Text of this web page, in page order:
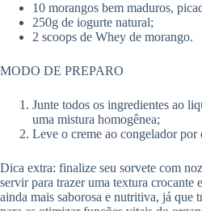
10 morangos bem maduros,
250g de iogurte natural;
2 scoops de Whey de morango.
MODO DE PREPARO
Junte todos os ingredientes ao
uma mistura homogênea;
Leve o creme ao congelador por
Dica extra: finalize seu sorvete com
servir para trazer uma textura crocante
ainda mais saborosa e nutritiva, já que